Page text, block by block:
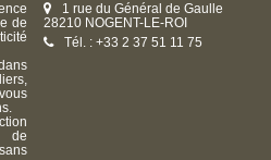
de
de
1 rue du Général de Gaulle
28210 NOGENT-LE-ROI
Tél. : +33 2 37 51 11 75